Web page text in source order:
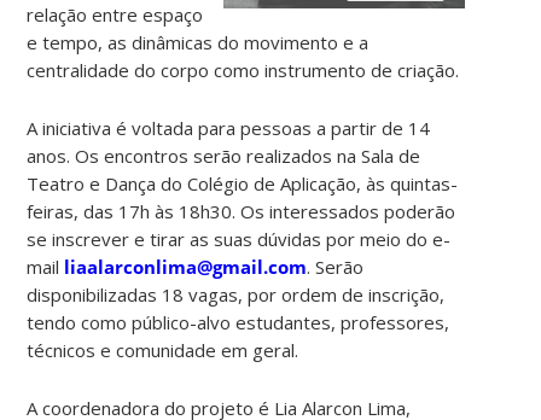
relação entre espaço
e tempo, as dinâmicas do movimento e a
centralidade do corpo como instrumento de criação.
A iniciativa é voltada para pessoas a partir de 14
anos. Os encontros serão realizados na Sala de
Teatro e Dança do Colégio de Aplicação, às quintas-
feiras, das 17h às 18h30. Os interessados poderão
se inscrever e tirar as suas dúvidas por meio do e-
mail liaalarconlima@gmail.com. Serão
disponibilizadas 18 vagas, por ordem de inscrição,
tendo como público-alvo estudantes, professores,
técnicos e comunidade em geral.
A coordenadora do projeto é Lia Alarcon Lima,